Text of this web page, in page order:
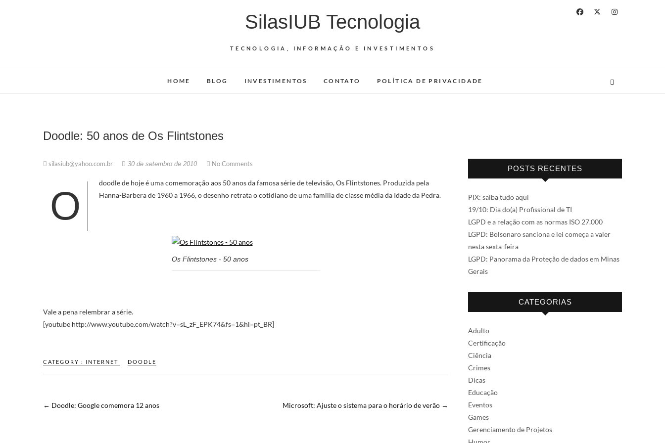
SilasIUB Tecnologia
TECNOLOGIA, INFORMAÇÃO E INVESTIMENTOS
HOME BLOG INVESTIMENTOS CONTATO POLÍTICA DE PRIVACIDADE
Doodle: 50 anos de Os Flintstones
silasiub@yahoo.com.br 30 de setembro de 2010 No Comments
O
doodle de hoje é uma comemoração aos 50 anos da famosa série de televisão, Os Flintstones. Produzida pela
Hanna-Barbera de 1960 a 1966, o desenho retrata o cotidiano de uma família de classe média da Idade da Pedra.
Os Flintstones - 50 anos
Vale a pena relembrar a série.
[youtube http://www.youtube.com/watch?v=sL_zF_EPK74&fs=1&hl=pt_BR]
CATEGORY : INTERNET DOODLE
← Doodle: Google comemora 12 anos Microsoft: Ajuste o sistema para o horário de verão →
POSTS RECENTES
PIX: saiba tudo aqui
19/10: Dia do(a) Profissional de TI
LGPD e a relação com as normas ISO 27.000
LGPD: Bolsonaro sanciona e lei começa a valer
nesta sexta-feira
LGPD: Panorama da Proteção de dados em Minas
Gerais
CATEGORIAS
Adulto
Certificação
Ciência
Crimes
Dicas
Educação
Eventos
Games
Gerenciamento de Projetos